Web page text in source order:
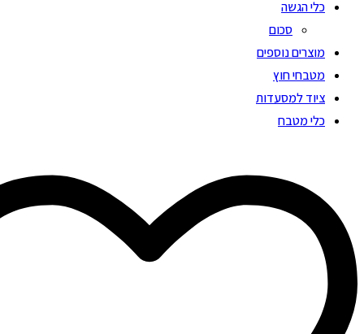
כלי הגשה
סכום
מוצרים נוספים
מטבחי חוץ
ציוד למסעדות
כלי מטבח